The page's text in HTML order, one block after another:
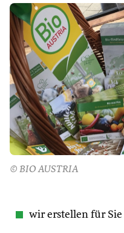
© BIO AUSTRIA
wir erstellen für Sie